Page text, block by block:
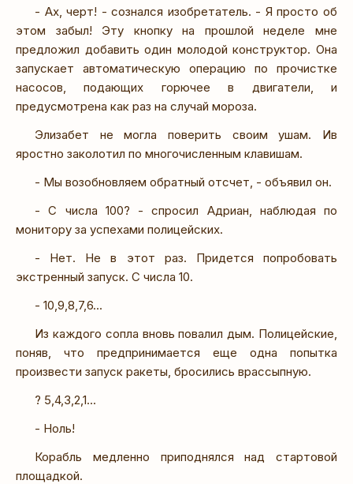
- Ах, черт! - сознался изобретатель. - Я просто об
этом забыл! Эту кнопку на прошлой неделе мне
предложил добавить один молодой конструктор. Она
запускает автоматическую операцию по прочистке
насосов, подающих горючее в двигатели, и
предусмотрена как раз на случай мороза.
Элизабет не могла поверить своим ушам. Ив
яростно заколотил по многочисленным клавишам.
- Мы возобновляем обратный отсчет, - объявил он.
- С числа 100? - спросил Адриан, наблюдая по
монитору за успехами полицейских.
- Нет. Не в этот раз. Придется попробовать
экстренный запуск. С числа 10.
- 10,9,8,7,6...
Из каждого сопла вновь повалил дым. Полицейские,
поняв, что предпринимается еще одна попытка
произвести запуск ракеты, бросились врассыпную.
? 5,4,3,2,1...
- Ноль!
Корабль медленно приподнялся над стартовой
площадкой.